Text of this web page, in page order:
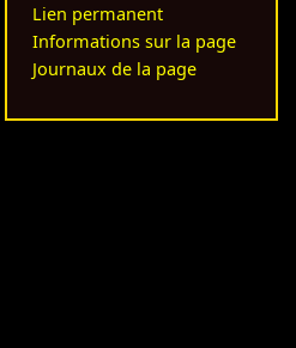
Lien permanent
Informations sur la page
Journaux de la page